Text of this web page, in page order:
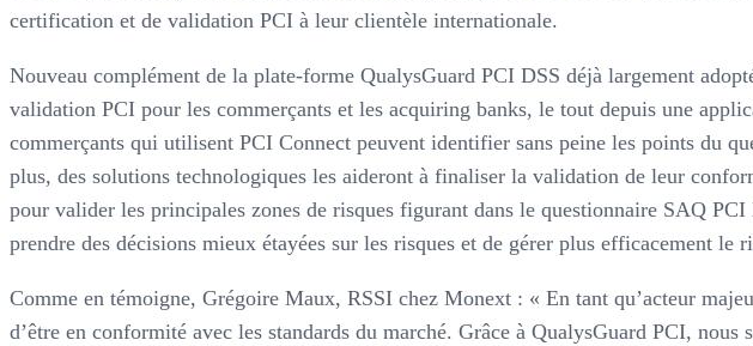
certification et de validation PCI à leur clientèle internationale.
Nouveau complément de la plate-forme QualysGuard PCI DSS déjà largement
validation PCI pour les commerçants et les acquiring banks, le tout depuis une
commerçants qui utilisent PCI Connect peuvent identifier sans peine les points du
plus, des solutions technologiques les aideront à finaliser la validation de leur
pour valider les principales zones de risques figurant dans le questionnaire SAQ
prendre des décisions mieux étayées sur les risques et de gérer plus efficacement
Comme en témoigne, Grégoire Maux, RSSI chez Monext : « En tant qu’acteur
d’être en conformité avec les standards du marché. Grâce à QualysGuard PCI,